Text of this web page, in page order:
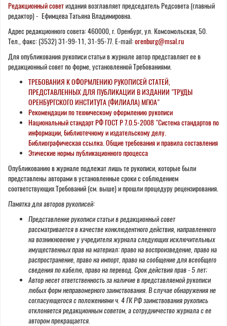
Редакционный советиздания возглавляет председатель Редсовета (главный
редактор) - Ефимцева Татьяна Владимировна.
Адрес редакционного совета: 460000, г. Оренбург, ул. Комсомольская, 50.
Тел., факс: (3532) 31-99-11, 31-95-77. E-mail:orenburg@msal.ru
Для опубликования рукописи статьи в журнале автор представляет ее в
редакционный совет по форме, установленной Требованиями.
ТРЕБОВАНИЯ К ОФОРМЛЕНИЮ РУКОПИСЕЙ СТАТЕЙ,
ПРЕДСТАВЛЕННЫХ ДЛЯ ПУБЛИКАЦИИ В ИЗДАНИИ "ТРУДЫ
ОРЕНБУРГСКОГО ИНСТИТУТА (ФИЛИАЛА) МГЮА"
Рекомендации по техническому оформлению рукописи
Национальный стандарт РФ ГОСТ Р 7.0.5-2008 "Система стандартов по
информации, библиотечному и издательскому делу.
Библиографическая ссылка. Общие требования и правила составления
Этические нормы публикационного процесса
Опубликованию в журнале подлежат лишь те рукописи, которые были
представлены авторами в установленные сроки с соблюдением
соответствующих Требований (см. выше) и прошли процедуру рецензирования.
Памятка для авторов рукописей:
Представление рукописи статьи в редакционный совет
рассматривается в качестве конклюдентного действия, направленного
на возникновение у учредителя журнала следующих исключительных
имущественных прав на материал: право на воспроизведение, право на
распространение, право на импорт, право на сообщение для всеобщего
сведения по кабелю, право на перевод. Срок действия прав - 5 лет;
Автор несет ответственность за наличие в представляемой рукописи
любых форм неправомерного заимствования. В случае обнаружения не
согласующегося с положениями ч. 4 ГК РФ заимствования рукопись
отклоняется редакционным советом, а сотрудничество журнала с ее
автором прекращается.